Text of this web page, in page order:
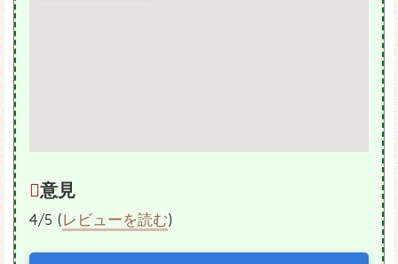
意見
4/5 (レビューを読む)